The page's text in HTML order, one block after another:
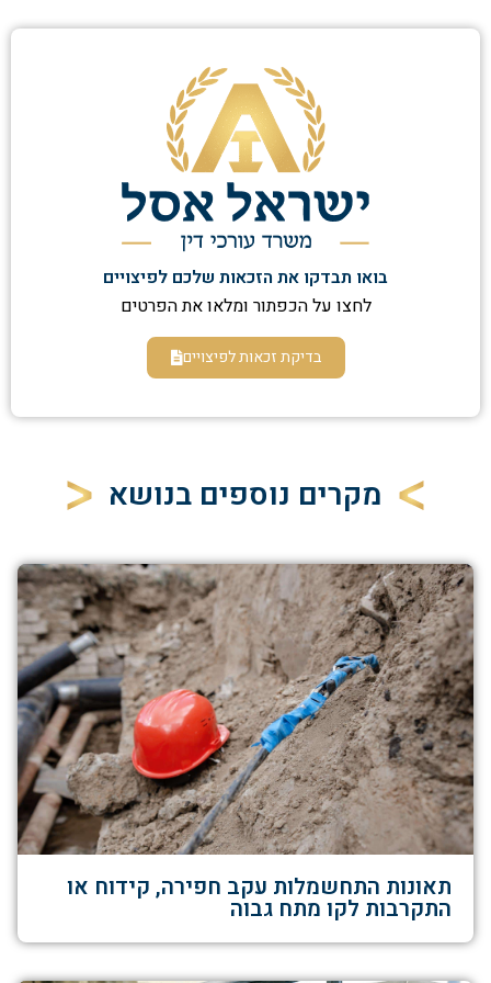
בואו תבדקו את הזכאות שלכם לפיצויים
לחצו על הכפתור ומלאו את הפרטים
בדיקת זכאות לפיצויים
מקרים נוספים בנושא
תאונות התחשמלות עקב חפירה, קידוח או
התקרבות לקו מתח גבוה